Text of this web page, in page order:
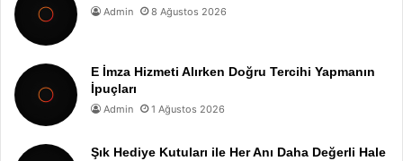
Admin 8 Ağustos 2026
E İmza Hizmeti Alırken Doğru Tercihi Yapmanın
İpuçları
Admin 1 Ağustos 2026
Şık Hediye Kutuları ile Her Anı Daha Değerli Hale